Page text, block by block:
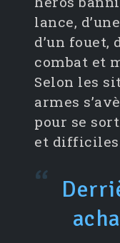
lance,
d’un fouet,
combat et
Selon les
armes
pour se
et